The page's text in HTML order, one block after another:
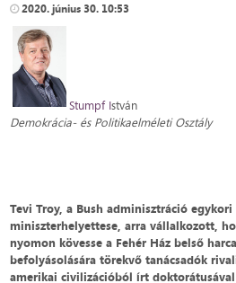
2020. június 30. 10:53
Stumpf István
Demokrácia- és Politikaelméleti Osztály
Tevi Troy, a Bush adminisztráció egykori
miniszterhelyettese, arra vállalkozott,
nyomon kövesse a Fehér Ház belső
befolyásolására törekvő tanácsadók
amerikai civilizációból írt